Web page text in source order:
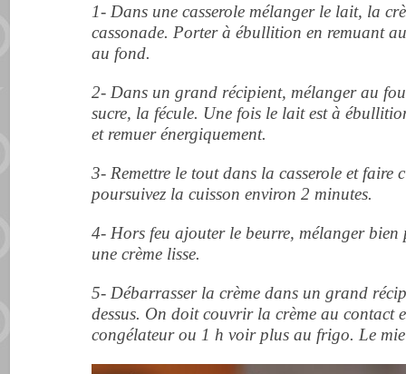
1- Dans une casserole mélanger le lait, la
cassonade. Porter à ébullition en remuant
au fond.
2- Dans un grand récipient, mélanger au
sucre, la fécule. Une fois le lait est à
et remuer énergiquement.
3- Remettre le tout dans la casserole et faire
poursuivez la cuisson environ 2 minutes.
4- Hors feu ajouter le beurre, mélanger
une crème lisse.
5- Débarrasser la crème dans un grand
dessus. On doit couvrir la crème au contact
congélateur ou 1 h voir plus au frigo. Le